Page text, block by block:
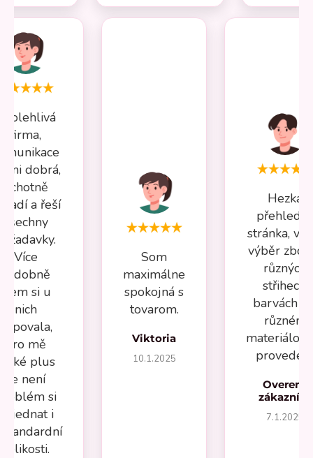
firma,
dobrá,
ochotně
a řeší
všechny
Více
nádobně
jsem si u
nich
pro mě
plus
že není
si
i
velikosti.
Som
maximálne
spokojná s
tovarom.
Viktoria
10.1.2025
Hezká
stránka,
výběr
různých
střihech,
barvách a
různém
Overený
zákazník
7.1.2025